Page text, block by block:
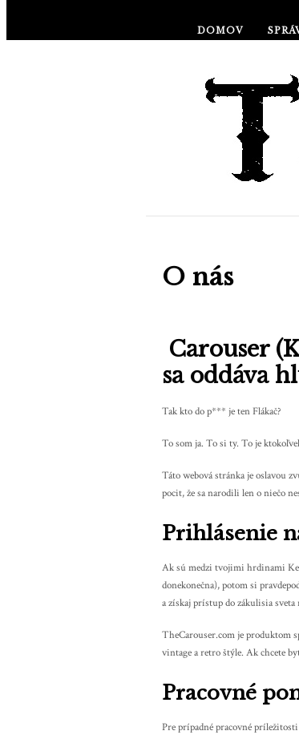
DOMOV
O nás
Carouser
sa oddáva
Tak kto do p*** je ten Flákač?
To som ja. To si ty. To je
Táto webová stránka je oslavou
pocit, že sa narodili len o niečo
Prihlásenie
Ak sú medzi tvojimi hrdinami
donekonečna), potom si
a získaj prístup do zákulisia
TheCarouser.com je produktom
vintage a retro štýle. Ak chcete
Pracovné
Pre prípadné pracovné